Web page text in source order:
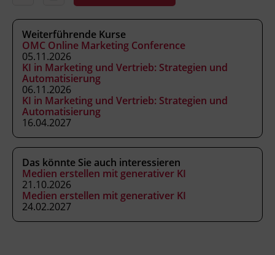
Leitung
Fachtrainer_in
Abschluss
Kursbesuchsbestätigung
Hinweis
Dieser Kurs ist Teil des KI Campus des BFI
Tirol. Er richtet sich an Fachkräfte, die KI in
ihrem Arbeitsbereich einsetzen, und ist für
Einsteiger_innen geeignet.
Weiterführende Kurse
OMC Online Marketing Conference
05.11.2026
KI in Marketing und Vertrieb: Strategien und
Automatisierung
06.11.2026
KI in Marketing und Vertrieb: Strategien und
Automatisierung
16.04.2027
Das könnte Sie auch interessieren
Medien erstellen mit generativer KI
21.10.2026
Medien erstellen mit generativer KI
24.02.2027